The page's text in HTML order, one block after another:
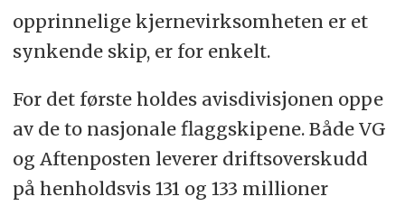
opprinnelige kjernevirksomheten er et
synkende skip, er for enkelt.
For det første holdes avisdivisjonen oppe
av de to nasjonale flaggskipene. Både VG
og Aftenposten leverer driftsoverskudd
på henholdsvis 131 og 133 millioner